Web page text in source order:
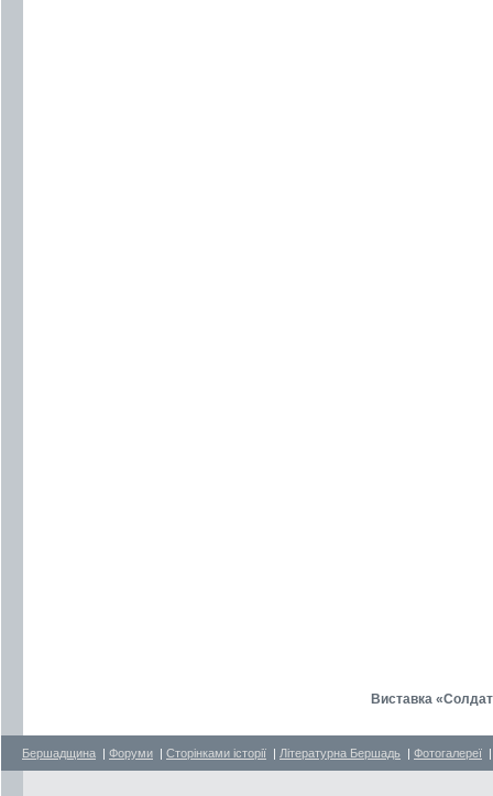
Виставка
Бершадщина | Форуми | Сторінками історії | Літературна Бершадь | Фотогалереї